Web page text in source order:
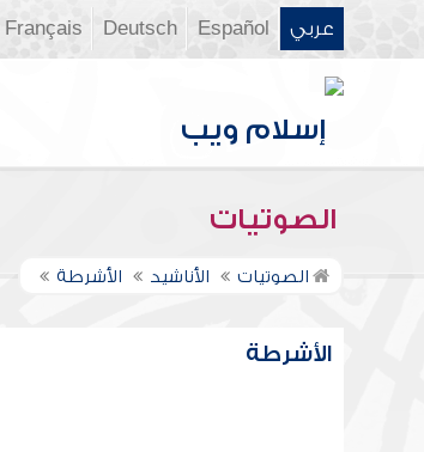
عربي Español
Deutsch
Français
الصوتيات
الصوتيات الأناشيد الأشرطة
الأشرطة